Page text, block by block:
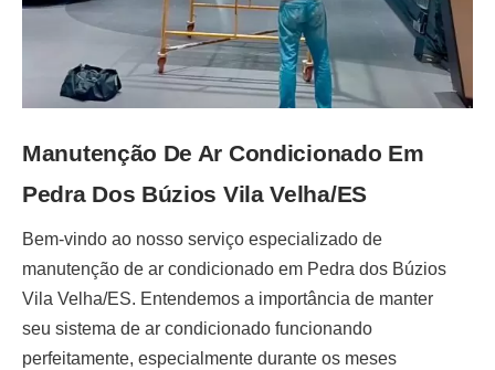
Manutenção De Ar Condicionado Em
Pedra Dos Búzios Vila Velha/ES
Bem-vindo ao nosso serviço especializado de
manutenção de ar condicionado em Pedra dos Búzios
Vila Velha/ES. Entendemos a importância de manter
seu sistema de ar condicionado funcionando
perfeitamente, especialmente durante os meses